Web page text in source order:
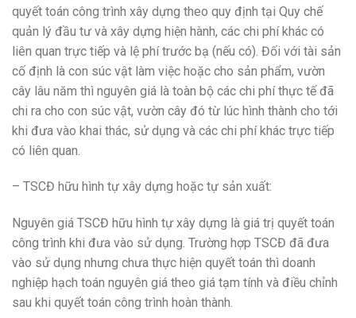
quyết toán công trình xây dựng theo quy định tại Quy chế
quản lý đầu tư và xây dựng hiện hành, các chi phí khác có
liên quan trực tiếp và lệ phí trước bạ (nếu có). Đối với tài sản
cố định là con súc vật làm việc hoặc cho sản phẩm, vườn
cây lâu năm thì nguyên giá là toàn bộ các chi phí thực tế đã
chi ra cho con súc vật, vườn cây đó từ lúc hình thành cho tới
khi đưa vào khai thác, sử dụng và các chi phí khác trực tiếp
có liên quan.
– TSCĐ hữu hình tự xây dựng hoặc tự sản xuất:
Nguyên giá TSCĐ hữu hình tự xây dựng là giá trị quyết toán
công trình khi đưa vào sử dụng. Trường hợp TSCĐ đã đưa
vào sử dụng nhưng chưa thực hiện quyết toán thì doanh
nghiệp hạch toán nguyên giá theo giá tạm tính và điều chỉnh
sau khi quyết toán công trình hoàn thành.